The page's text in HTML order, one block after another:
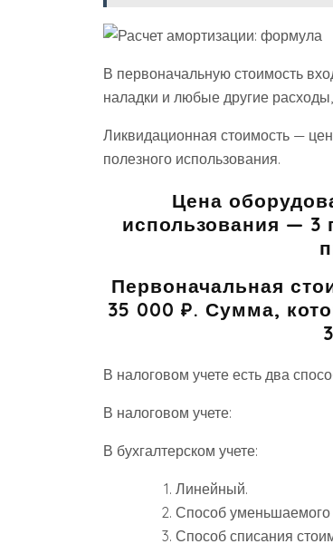
В первоначальную стоимость
наладки и любые другие
Ликвидационная стоимость —
полезного использования.
Цена
использования — 3
Первоначальная
35 000 ₽. Сумма,
В налоговом учете есть два
В налоговом учете:
В бухгалтерском учете:
Линейный.
Способ уменьшаемого
Способ списания